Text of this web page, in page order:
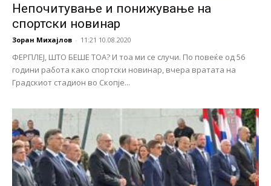
Непочитување и понижување на
спортски новинар
Зоран Михајлов - 11:21 10.08.2020
ФЕРПЛЕЈ, ШТО БЕШЕ ТОА? И тоа ми се случи. По повеќе од 56
години работа како спортски новинар, вчера вратата на
Градскиот стадион во Скопје...